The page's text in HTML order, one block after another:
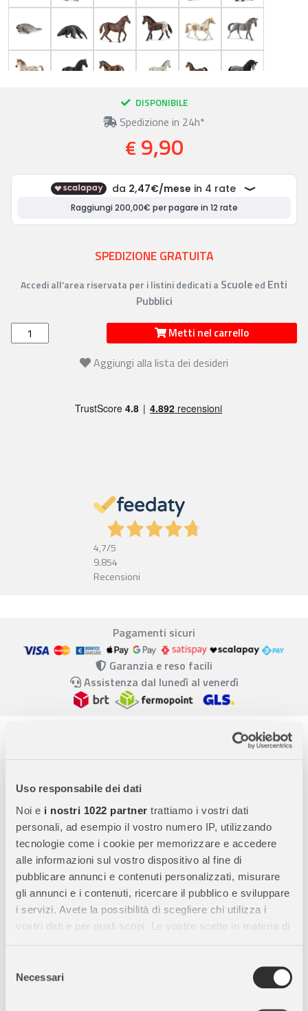
Uso responsabile dei dati
Noi e i nostri 1022 partner trattiamo i vostri dati
personali, ad esempio il vostro numero IP, utilizzando
tecnologie come i cookie per memorizzare e accedere
alle informazioni sul vostro dispositivo al fine di
pubblicare annunci e contenuti personalizzati, misurare
gli annunci e i contenuti, ricercare il pubblico e sviluppare
i servizi. Avete la possibilità di scegliere chi utilizza i
vostri dati e per quali scopi. Le vostre scelte in materia di
modificare o revocare il proprio consenso in qualsiasi
momento dalla Dichiarazione sui cookie o facendo clic
delNecessari
DISPONIBILE
Spedizione in 24h*
€ 9,90
SPEDIZIONE GRATUITA
Accedi all’area riservata per i listini dedicati a Scuoleed Enti
Pubblici
Metti nel carrello
Aggiungi alla lista dei desideri
4,7/5
9.854
Recensioni
Pagamenti sicuri
Garanzia e reso facili
Assistenza dal lunedì al venerdì
Resina
LaSchleich Giumenta Pintoè una figura dettagliata e
realistica che rappresenta uno dei cavalli più iconici per il suo
mantello screziato , da sempre apprezzato per la sua bellezza
e capacità mimetica.
Curiosità sulla Giumenta Pinto
mimetizzazione nel paesaggio
, i mantelli con tonalità falbe, roane e screziate si